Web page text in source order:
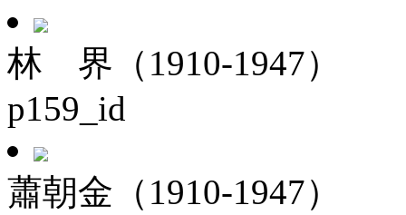
林 界（1910-1947）
p159_id
蕭朝金（1910-1947）